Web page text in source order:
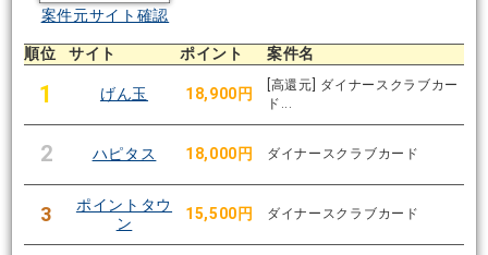
案件元サイト確認
順位 サイト ポイント 案件名
1 げん玉 18,900円
[高還元] ダイナースクラブカー
ド...
2 ハピタス 18,000円 ダイナースクラブカード
3
ポイントタウ
ン
15,500円 ダイナースクラブカード